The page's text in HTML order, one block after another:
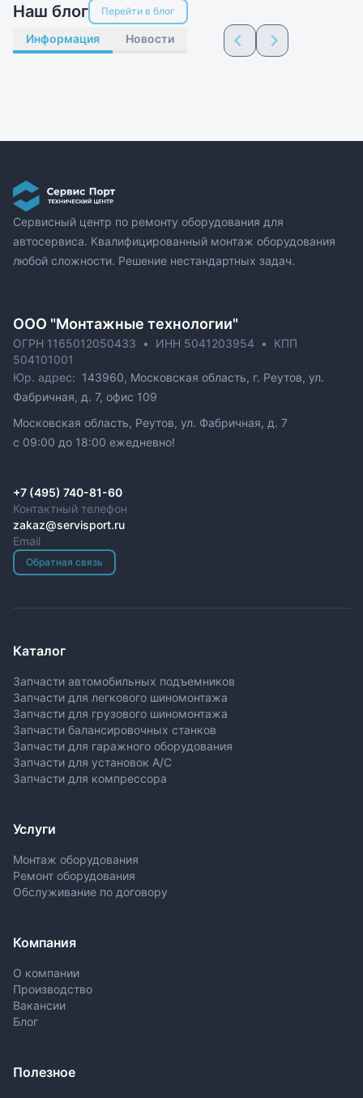
Наш блог Перейти в блог
Информация Новости
Сервисный центр по ремонту оборудования для
автосервиса. Квалифицированный монтаж оборудования
любой сложности. Решение нестандартных задач.
ОOO "Монтажные технологии"
ОГРН 1165012050433 • ИНН 5041203954 •
КПП
504101001
Юр. адрес: 143960, Московская область, г. Реутов, ул.
Фабричная, д. 7, офис 109
Московская область, Реутов, ул. Фабричная, д. 7
c 09:00 до 18:00 ежедневно!
+7 (495) 740-81-60
Контактный телефон
zakaz@servisport.ru
Email
Обратная связь
Каталог
Запчасти автомобильных подъемников
Запчасти для легкового шиномонтажа
Запчасти для грузового шиномонтажа
Запчасти балансировочных станков
Запчасти для гаражного оборудования
Запчасти для установок A/C
Запчасти для компрессора
Услуги
Монтаж оборудования
Ремонт оборудования
Обслуживание по договору
Компания
О компании
Производство
Вакансии
Блог
Полезное